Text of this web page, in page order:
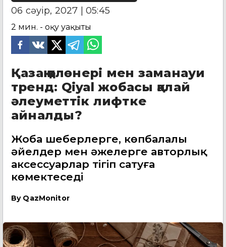
06 сәуір, 2027 | 05:45
2 мин. - оқу уақыты
Қазақ қолөнері мен заманауи
тренд: Qiyal жобасы қалай
әлеуметтік лифтке
айналды?
Жоба шеберлерге, көпбалалы
әйелдер мен әжелерге авторлық
аксессуарлар тігіп сатуға
көмектеседі
By QazMonitor